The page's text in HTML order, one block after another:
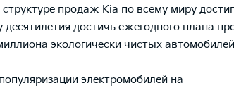
продаж Kia по всему миру
достичь ежегодного плана
экологически чистых
электромобилей на